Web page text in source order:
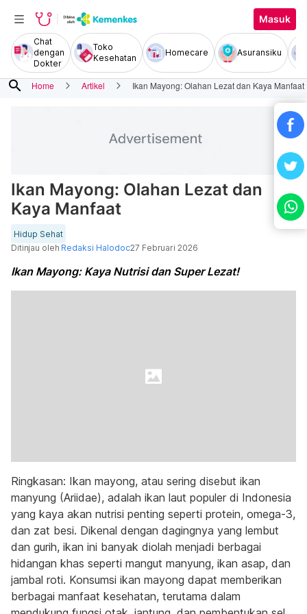
Masuk
Chat
dengan
Dokter
Toko
Kesehatan
Homecare Asuransiku
search Home Artikel Ikan Mayong: Olahan Lezat dan Kaya Manfaat
Ikan Mayong: Olahan Lezat dan
Kaya Manfaat
Hidup Sehat
Ditinjau oleh Redaksi Halodoc27 Februari 2026
Ikan Mayong: Kaya Nutrisi dan Super Lezat!
Ringkasan: Ikan mayong, atau sering disebut ikan
manyung (Ariidae), adalah ikan laut populer di Indonesia
yang kaya akan nutrisi penting seperti protein, omega-3,
dan zat besi. Dikenal dengan dagingnya yang lembut
dan gurih, ikan ini banyak diolah menjadi berbagai
hidangan khas seperti mangut manyung, ikan asap, dan
jambal roti. Konsumsi ikan mayong dapat memberikan
berbagai manfaat kesehatan, terutama dalam